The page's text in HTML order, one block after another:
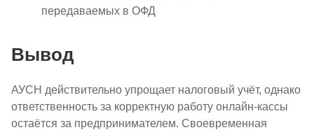
передаваемых в ОФД
Вывод
АУСН действительно упрощает налоговый учёт, однако
ответственность за корректную работу онлайн-кассы
остаётся за предпринимателем. Своевременная